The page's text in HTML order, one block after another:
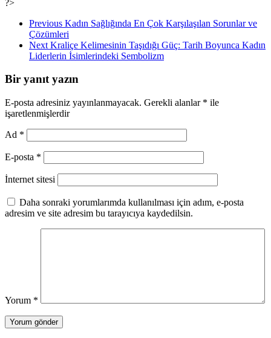
?>
Previous Kadın Sağlığında En Çok Karşılaşılan Sorunlar ve
Çözümleri
Next Kraliçe Kelimesinin Taşıdığı Güç: Tarih Boyunca Kadın
Liderlerin İsimlerindeki Sembolizm
Bir yanıt yazın
E-posta adresiniz yayınlanmayacak. Gerekli alanlar * ile
işaretlenmişlerdir
Ad *
E-posta *
İnternet sitesi
Daha sonraki yorumlarımda kullanılması için adım, e-posta
adresim ve site adresim bu tarayıcıya kaydedilsin.
Yorum *